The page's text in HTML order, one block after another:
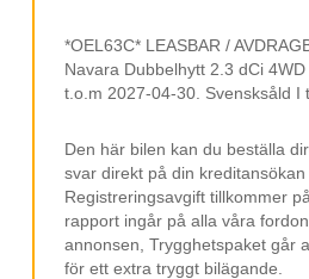
Multifunktionsratt
Infällbara sidospeglar
Bluetooth
Klädsel (halvskinn)
ACC
*OEL63C* LEASBAR /
Navara Dubbelhytt 2.3 dCi
t.o.m 2027-04-30. Svensksåld I
Den här bilen kan du beställa
svar direkt på din kreditansökan
Registreringsavgift tillkommer
rapport ingår på alla våra
annonsen, Trygghetspaket går
för ett extra tryggt bilägande.